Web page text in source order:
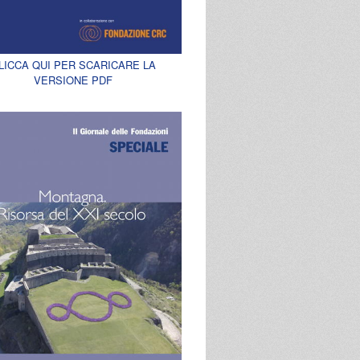
QUI PER SCARICARE LA
VERSIONE PDF